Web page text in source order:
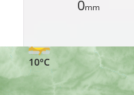
0mm
10°C